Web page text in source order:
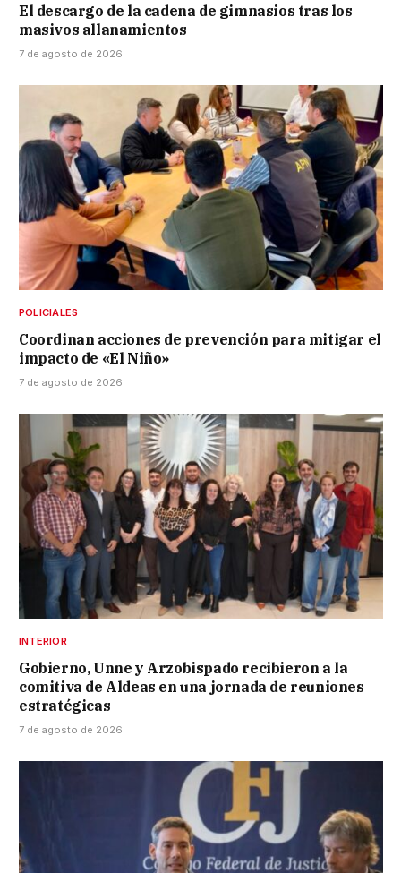
El descargo de la cadena de gimnasios tras los
masivos allanamientos
7 de agosto de 2026
POLICIALES
Coordinan acciones de prevención para mitigar el
impacto de «El Niño»
7 de agosto de 2026
INTERIOR
Gobierno, Unne y Arzobispado recibieron a la
comitiva de Aldeas en una jornada de reuniones
estratégicas
7 de agosto de 2026